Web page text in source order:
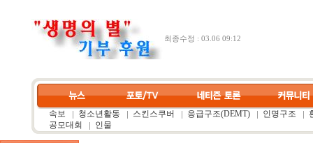
최종수정 : 03.06 09:12
속보 청소년활동 스킨스쿠버 응급구조(DEMT) 인명구조
공모대회
인물